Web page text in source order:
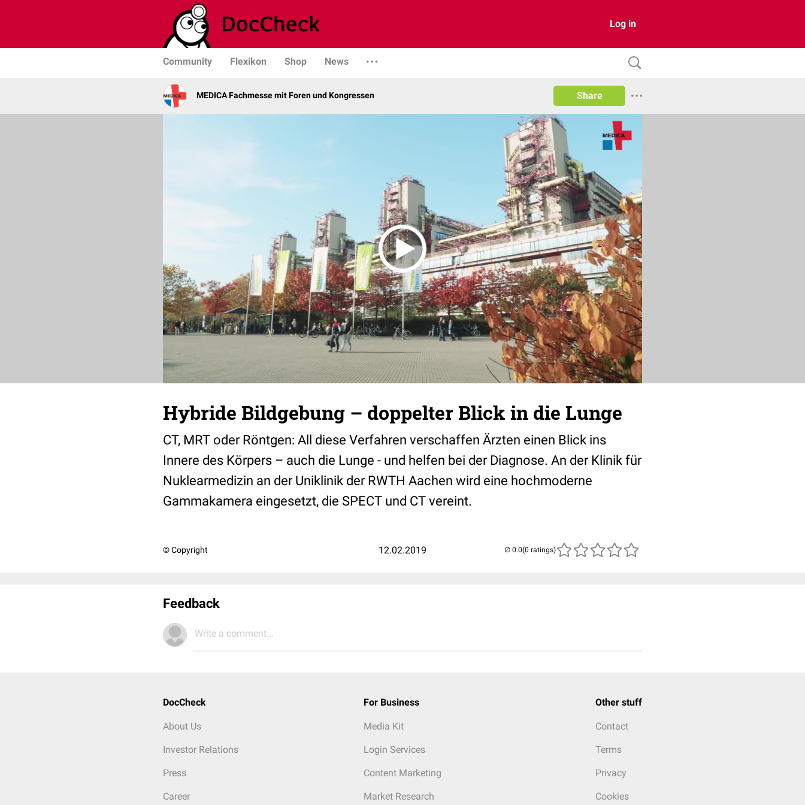
Log in
Community Flexikon Shop News
MEDICA Fachmesse mit Foren und Kongressen Share
Hybride Bildgebung – doppelter Blick in die Lunge
CT, MRT oder Röntgen: All diese Verfahren verschaffen Ärzten einen Blick ins
Innere des Körpers – auch die Lunge - und helfen bei der Diagnose. An der Klinik für
Nuklearmedizin an der Uniklinik der RWTH Aachen wird eine hochmoderne
Gammakamera eingesetzt, die SPECT und CT vereint.
© Copyright 12.02.2019 (0 ratings)
Feedback
Write a comment...
DocCheck
About Us
Investor Relations
Press
Career
For Business
Media Kit
Login Services
Content Marketing
Market Research
Other stuff
Contact
Terms
Privacy
Cookies